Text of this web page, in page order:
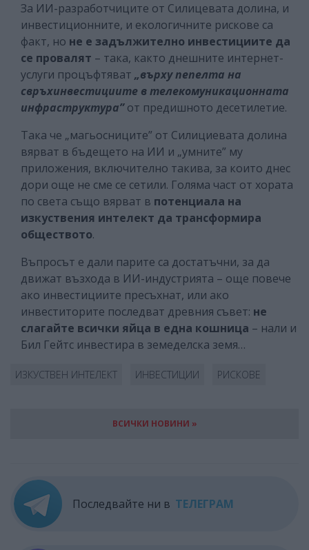
За ИИ-разработчиците от Силицевата долина, и
инвестиционните, и екологичните рискове са
факт, но не е задължително инвестициите да
се провалят – така, както днешните интернет-
услуги процъфтяват „върху пепелта на
свръхинвестициите в телекомуникационната
инфраструктура”от предишното десетилетие.
Така че „магьосниците” от Силициевата долина
вярват в бъдещето на ИИ и „умните” му
приложения, включително такива, за които днес
дори още не сме се сетили. Голяма част от хората
по света също вярват в потенциала на
изкуствения интелект да трансформира
обществото.
Въпросът е дали парите са достатъчни, за да
движат възхода в ИИ-индустрията – още повече
ако инвестициите пресъхнат, или ако
инвеститорите последват древния съвет: не
слагайте всички яйца в една кошница – нали и
Бил Гейтс инвестира в земеделска земя…
ИЗКУСТВЕН ИНТЕЛЕКТ ИНВЕСТИЦИИ РИСКОВЕ
ВСИЧКИ НОВИНИ »
Последвайте ни в ТЕЛЕГРАМ